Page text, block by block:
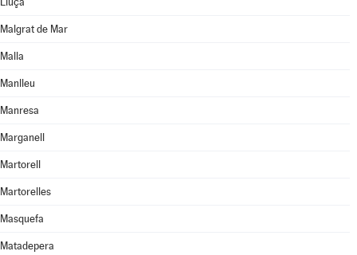
Malgrat de Mar
Malla
Manlleu
Manresa
Marganell
Martorell
Martorelles
Masquefa
Matadepera